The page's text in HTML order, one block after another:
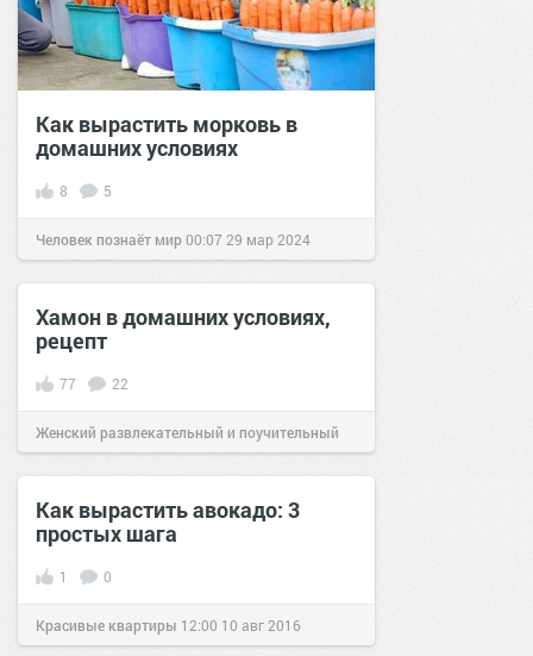
Как вырастить морковь в
домашних условиях
8 5
Человек познаёт мир00:07 29 мар 2024
Хамон в домашних условиях,
рецепт
77 22
Женский развлекательный и поучительный
сайт. 16:3013 июн 2018
Как вырастить авокадо: 3
простых шага
1 0
Красивые квартиры 12:00 10 авг 2016